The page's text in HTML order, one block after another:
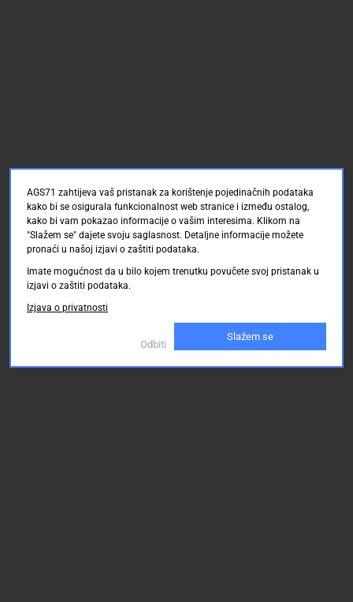
AGS71 zahtijeva vaš pristanak za korištenje pojedinačnih podataka
kako bi se osigurala funkcionalnost web stranice i između ostalog,
kako bi vam pokazao informacije o vašim interesima. Klikom na
"Slažem se" dajete svoju saglasnost. Detaljne informacije možete
pronaći u našoj izjavi o zaštiti podataka.
Imate mogućnost da u bilo kojem trenutku povučete svoj pristanak u
izjavi o zaštiti podataka.
Izjava o privatnosti
Odbiti
Slažem se